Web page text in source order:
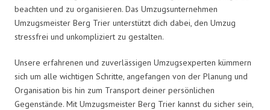
beachten und zu organisieren. Das Umzugsunternehmen
Umzugsmeister Berg Trier unterstützt dich dabei, den Umzug
stressfrei und unkompliziert zu gestalten.
Unsere erfahrenen und zuverlässigen Umzugsexperten kümmern
sich um alle wichtigen Schritte, angefangen von der Planung und
Organisation bis hin zum Transport deiner persönlichen
Gegenstände. Mit Umzugsmeister Berg Trier kannst du sicher sein,